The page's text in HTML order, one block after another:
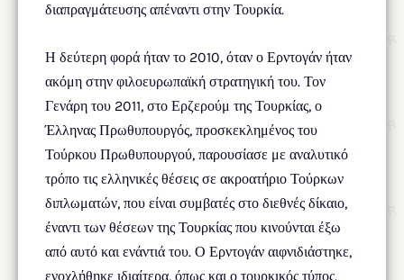
διαπραγμάτευσης απέναντι στην Τουρκία.
Η δεύτερη φορά ήταν το 2010, όταν ο Ερντογάν ήταν
ακόμη στην φιλοευρωπαϊκή στρατηγική του. Τον
Γενάρη του 2011, στο Ερζερούμ της Τουρκίας, ο
Έλληνας Πρωθυπουργός, προσκεκλημένος του
Τούρκου Πρωθυπουργού, παρουσίασε με αναλυτικό
τρόπο τις ελληνικές θέσεις σε ακροατήριο Τούρκων
διπλωματών, που είναι συμβατές στο διεθνές δίκαιο,
έναντι των θέσεων της Τουρκίας που κινούνται έξω
από αυτό και ενάντιά του. Ο Ερντογάν αιφνιδιάστηκε,
ενοχλήθηκε ιδιαίτερα, όπως και ο τουρκικός τύπος,